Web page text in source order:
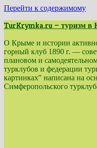
Перейти к содержимому
TurKrymka.ru — туризм
О Крыме и истории
горный клуб 1890 г. —
плановом и
турклубов и федерации
картинках" написана на
Симферопольского